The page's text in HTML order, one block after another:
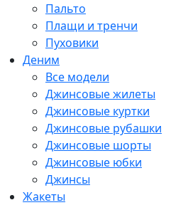
Пальто
Плащи и тренчи
Пуховики
Деним
Все модели
Джинсовые жилеты
Джинсовые куртки
Джинсовые рубашки
Джинсовые шорты
Джинсовые юбки
Джинсы
Жакеты